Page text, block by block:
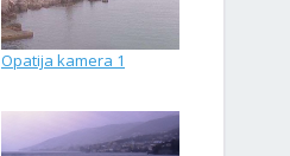
Opatija kamera 1